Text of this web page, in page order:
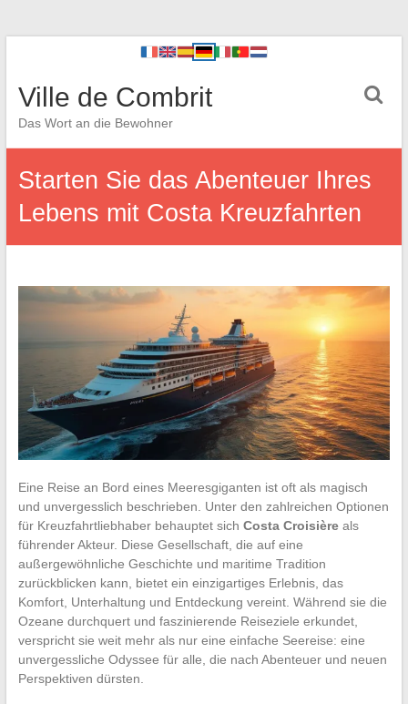
Ville de Combrit
Das Wort an die Bewohner
Starten Sie das Abenteuer Ihres
Lebens mit Costa Kreuzfahrten
Eine Reise an Bord eines Meeresgiganten ist oft als magisch
und unvergesslich beschrieben. Unter den zahlreichen Optionen
für Kreuzfahrtliebhaber behauptet sich Costa Croisièreals
führender Akteur. Diese Gesellschaft, die auf eine
außergewöhnliche Geschichte und maritime Tradition
zurückblicken kann, bietet ein einzigartiges Erlebnis, das
Komfort, Unterhaltung und Entdeckung vereint. Während sie die
Ozeane durchquert und faszinierende Reiseziele erkundet,
verspricht sie weit mehr als nur eine einfache Seereise: eine
unvergessliche Odyssee für alle, die nach Abenteuer und neuen
Perspektiven dürsten.